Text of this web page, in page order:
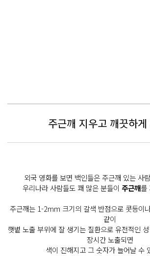
주근깨 지우고 깨끗하
외국 영화를 보면 백인들은 주근깨 있는 사
우리나라 사람들도 꽤 많은 분들이 주근깨를
주근깨는 1-2mm 크기의 갈색 반점으로 콧등이
같이
햇볕 노출 부위에 잘 생기는 질환으로 유전적인
장시간 노출되면
색이 진해지고 그 숫자가 늘어날 수